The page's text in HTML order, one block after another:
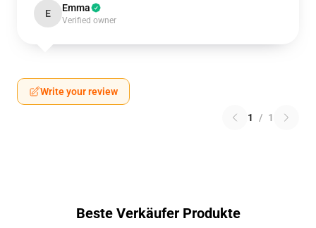
E Emma
Verified owner
Write your review
1 / 1
Beste Verkäufer Produkte